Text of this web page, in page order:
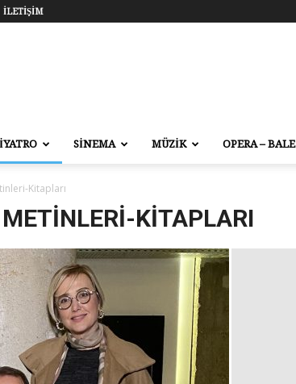
İLETİŞİM
SİNEMA MÜZİK OPERA – BALE
Kitapları
KITAPLARI